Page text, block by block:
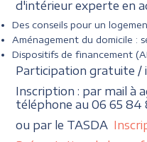
d'intérieur experte en
Des conseils pour un
Aménagement du domicile :
Dispositifs de financement
Participation gratuite /
Inscription : par mail à
téléphone au 06 65 84
ou par le TASDA